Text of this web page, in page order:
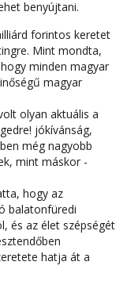
benyújtani.
forintos keretet
Mint mondta,
minden magyar
magyar
olyan aktuális a
jókívánság,
még nagyobb
mint máskor -
hogy az
balatonfüredi
és az élet szépségét
hatja át a